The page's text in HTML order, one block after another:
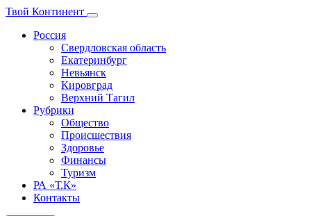
Твой Континент
Россия
Свердловская область
Екатеринбург
Невьянск
Кировград
Верхний Тагил
Рубрики
Общество
Происшествия
Здоровье
Финансы
Туризм
РА «Т.К»
Контакты